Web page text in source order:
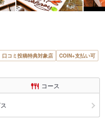
口コミ投稿特典対象店
COIN+支払い可
コース